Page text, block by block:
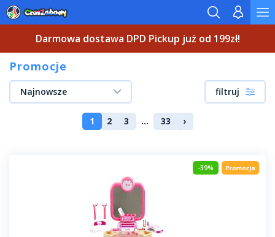
Darmowa dostawa DPD Pickup już od 199zł!
Promocje
Najnowsze filtruj
1 2 3 ... 33 ›
-39%